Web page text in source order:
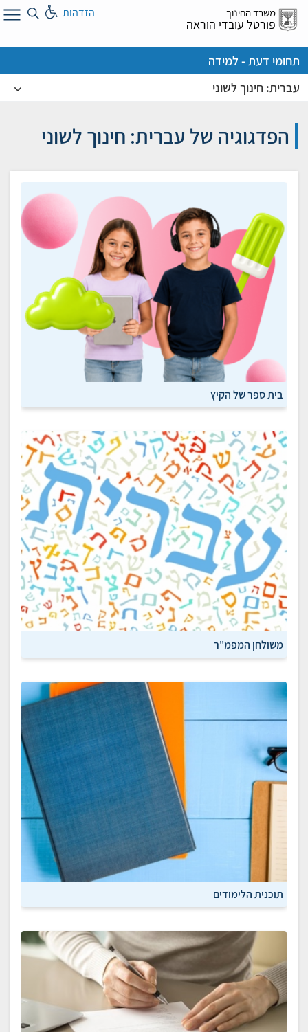
דלג
אל
משרד החינוך
פורטל עובדי הוראה
הזדהות
תחומי דעת - למידה
עברית: חינוך לשוני
הפדגוגיה של עברית: חינוך לשוני
בית ספר של הקיץ
משולחן המפמ"ר
תוכנית הלימודים